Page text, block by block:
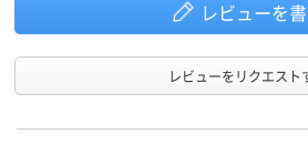
レビューを書
レビューをリクエスト